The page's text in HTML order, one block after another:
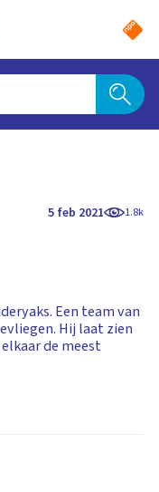
5 feb 2021 1.8k
Een team van
Hij laat zien
de meest